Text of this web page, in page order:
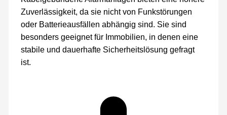
Zuverlässigkeit, da sie nicht von Funkstörungen
oder Batterieausfällen abhängig sind. Sie sind
besonders geeignet für Immobilien, in denen eine
stabile und dauerhafte Sicherheitslösung gefragt
ist.